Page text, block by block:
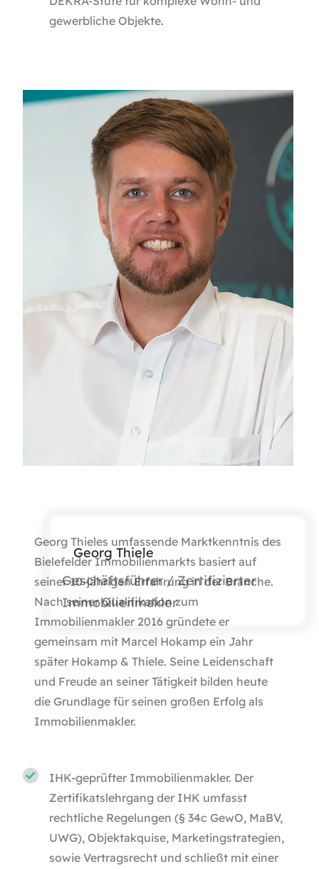
gewerbliche Objekte.
Georg Thiele
Geschäftsführer / Zertifizierter
Immobilienmakler
Georg Thieles umfassende Marktkenntnis des
Bielefelder Immobilienmarkts basiert auf
seiner 10-jährigen Erfahrung in der Branche.
Nach seiner Qualifikation zum
Immobilienmakler 2016 gründete er
gemeinsam mit Marcel Hokamp ein Jahr
später Hokamp & Thiele. Seine Leidenschaft
und Freude an seiner Tätigkeit bilden heute
die Grundlage für seinen großen Erfolg als
Immobilienmakler.
IHK-geprüfter Immobilienmakler. Der
Zertifikatslehrgang der IHK umfasst
rechtliche Regelungen (§ 34c GewO, MaBV,
UWG), Objektakquise, Marketingstrategien,
sowie Vertragsrecht und schließt mit einer